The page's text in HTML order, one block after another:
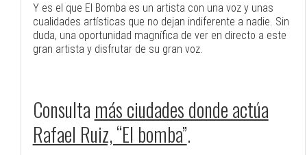
Y es el que El Bomba es un artista con una voz y unas
cualidades artísticas que no dejan indiferente a nadie. Sin
duda, una oportunidad magnífica de ver en directo a este
gran artista y disfrutar de su gran voz.
Consulta más ciudades donde actúa
Rafael Ruiz, “El bomba”.